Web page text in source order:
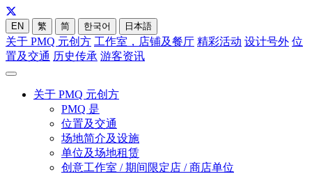
EN 繁 简 한국어 日本語
关于 PMQ 元创方 工作室，店铺及餐厅 精彩活动 设计号外 位
置及交通 历史传承 游客资讯
关于 PMQ 元创方
PMQ 是
位置及交通
场地简介及设施
单位及场地租赁
创意工作室 / 期间限定店 / 商店单位